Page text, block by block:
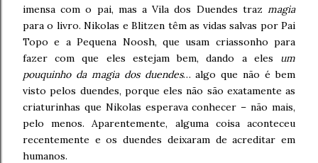
imensa com o pai, mas a Vila dos Duendes traz magia
para o livro. Nikolas e Blitzen têm as vidas salvas por Pai
Topo e a Pequena Noosh, que usam criassonho para
fazer com que eles estejam bem, dando a eles um
pouquinho da magia dos duendes… algo que não é bem
visto pelos duendes, porque eles não são exatamente as
criaturinhas que Nikolas esperava conhecer – não mais,
pelo menos. Aparentemente, alguma coisa aconteceu
recentemente e os duendes deixaram de acreditar em
humanos.